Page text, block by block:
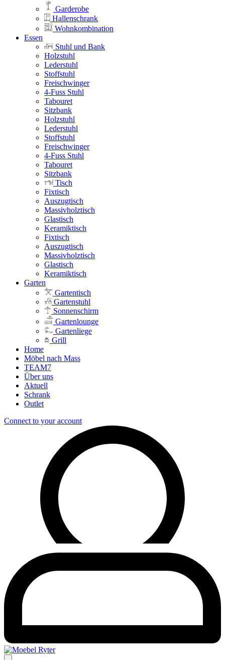
Garderobe
Hallenschrank
Wohnkombination
Essen
Stuhl und Bank
Holzstuhl
Lederstuhl
Stoffstuhl
Freischwinger
4-Fuss Stuhl
Tabouret
Sitzbank
Holzstuhl
Lederstuhl
Stoffstuhl
Freischwinger
4-Fuss Stuhl
Tabouret
Sitzbank
Tisch
Fixtisch
Auszugtisch
Massivholztisch
Glastisch
Keramiktisch
Fixtisch
Auszugtisch
Massivholztisch
Glastisch
Keramiktisch
Garten
Gartentisch
Gartenstuhl
Sonnenschirm
Gartenlounge
Gartenliege
Grill
Home
Möbel nach Mass
TEAM7
Über uns
Aktuell
Schrank
Outlet
Connect to your account